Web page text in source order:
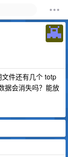
件还有几个 totp
据会消失吗？能放